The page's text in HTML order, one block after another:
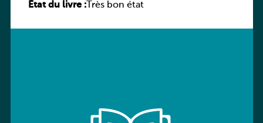
État du livre :Très bon état